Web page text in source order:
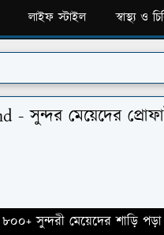
লাইফ স্টাইল স্বাস্থ্য ও
- সুন্দর মেয়েদের
৮০০+ সুন্দরী মেয়েদের শাড়ি